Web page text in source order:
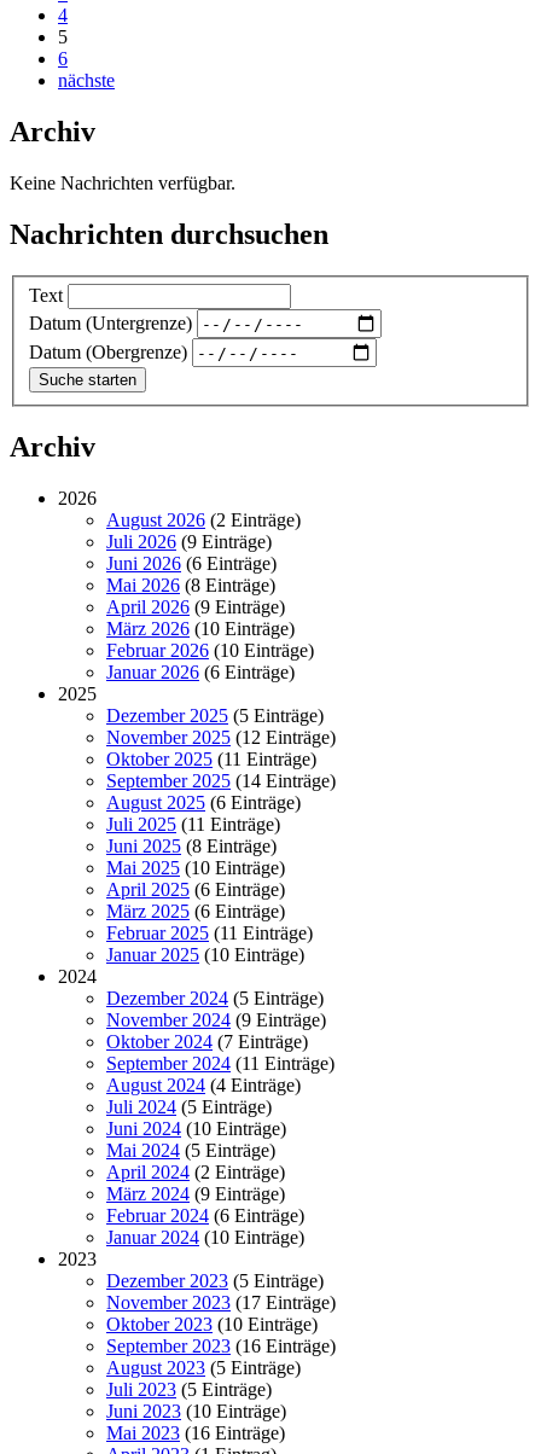
4
5
6
nächste
Archiv
Keine Nachrichten verfügbar.
Nachrichten durchsuchen
Text
Datum (Untergrenze)
Datum (Obergrenze)
Archiv
2026
August 2026 (2 Einträge)
Juli 2026 (9 Einträge)
Juni 2026 (6 Einträge)
Mai 2026 (8 Einträge)
April 2026 (9 Einträge)
März 2026 (10 Einträge)
Februar 2026 (10 Einträge)
Januar 2026 (6 Einträge)
2025
Dezember 2025 (5 Einträge)
November 2025 (12 Einträge)
Oktober 2025 (11 Einträge)
September 2025 (14 Einträge)
August 2025 (6 Einträge)
Juli 2025 (11 Einträge)
Juni 2025 (8 Einträge)
Mai 2025 (10 Einträge)
April 2025 (6 Einträge)
März 2025 (6 Einträge)
Februar 2025 (11 Einträge)
Januar 2025 (10 Einträge)
2024
Dezember 2024 (5 Einträge)
November 2024 (9 Einträge)
Oktober 2024 (7 Einträge)
September 2024 (11 Einträge)
August 2024 (4 Einträge)
Juli 2024 (5 Einträge)
Juni 2024 (10 Einträge)
Mai 2024 (5 Einträge)
April 2024 (2 Einträge)
März 2024 (9 Einträge)
Februar 2024 (6 Einträge)
Januar 2024 (10 Einträge)
2023
Dezember 2023 (5 Einträge)
November 2023 (17 Einträge)
Oktober 2023 (10 Einträge)
September 2023 (16 Einträge)
August 2023 (5 Einträge)
Juli 2023 (5 Einträge)
Juni 2023 (10 Einträge)
Mai 2023 (16 Einträge)